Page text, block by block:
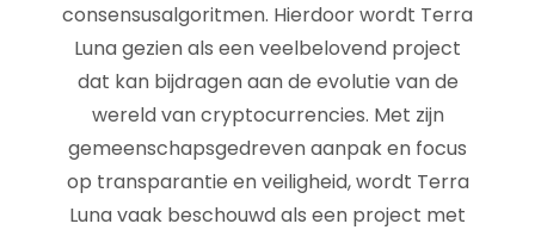
consensusalgoritmen. Hierdoor wordt Terra
Luna gezien als een veelbelovend project
dat kan bijdragen aan de evolutie van de
wereld van cryptocurrencies. Met zijn
gemeenschapsgedreven aanpak en focus
op transparantie en veiligheid, wordt Terra
Luna vaak beschouwd als een project met